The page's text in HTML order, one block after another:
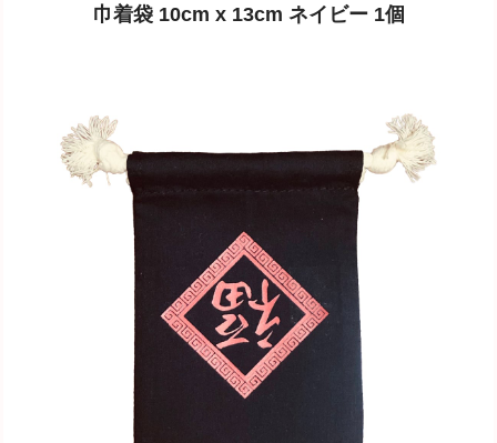
巾着袋 10cm x 13cm ネイビー 1個